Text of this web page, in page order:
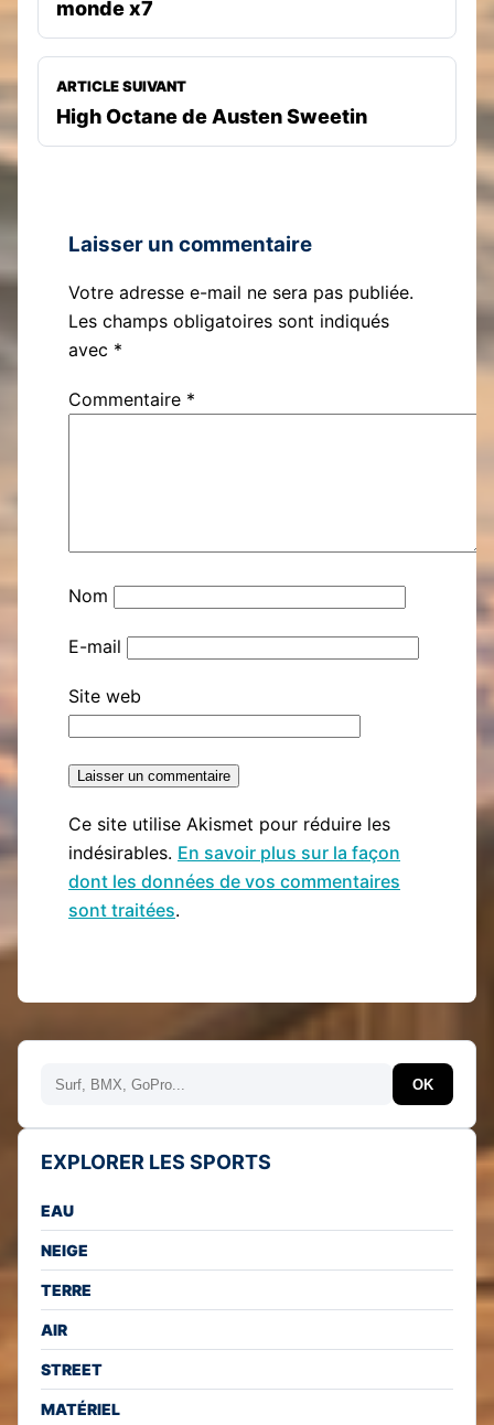
monde x7
ARTICLE SUIVANT
High Octane de Austen Sweetin
Laisser un commentaire
Votre adresse e-mail ne sera pas publiée.
Les champs obligatoires sont indiqués
avec *
Commentaire *
Nom
E-mail
Site web
Ce site utilise Akismet pour réduire les
indésirables. En savoir plus sur la façon
dont les données de vos commentaires
sont traitées.
Rechercher OK
EXPLORER LES SPORTS
EAU
NEIGE
TERRE
AIR
STREET
MATÉRIEL